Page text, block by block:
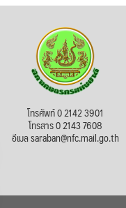
โทรศัพท์ 0 2142 3901
โทรสาร 0 2143 7608
อีเมล saraban@nfc.mail.go.th